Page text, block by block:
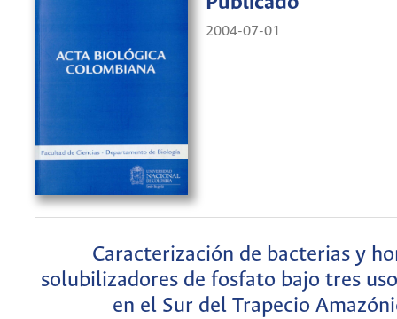
2004-07-01
Caracterización de bacterias y
solubilizadores de fosfato bajo tres
en el Sur del Trapecio